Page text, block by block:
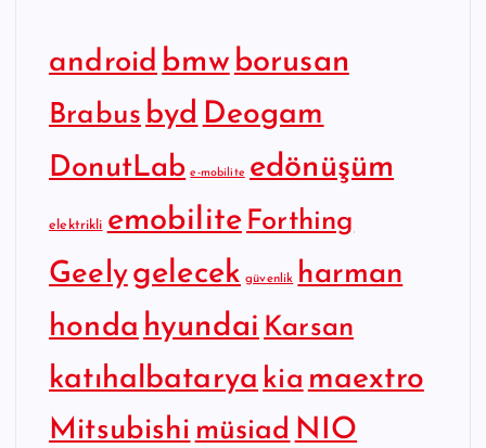
android bmw borusan
Brabus byd Deogam
DonutLab e-mobilite edönüşüm
elektrikli emobilite Forthing
Geelygelecek güvenlik harman
honda hyundai Karsan
katıhalbatarya kia maextro
Mitsubishi müsiad NIO